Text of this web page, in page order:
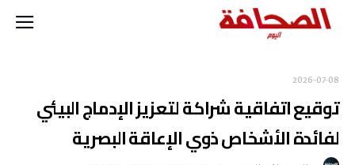
2026-07-08
توقيع اتفاقية شراكة لتعزيز الإدماج البيئي
لفائدة الأشخاص ذوي الإعاقة البصرية